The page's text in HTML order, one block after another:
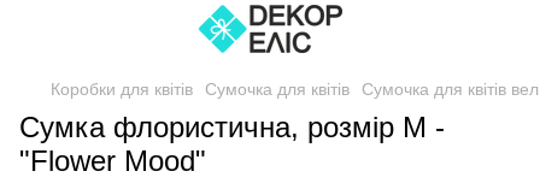
Коробки для квітів Сумочка для квітів Сумочка для квітів
Сумка флористична, розмір М -
"Flower Mood"